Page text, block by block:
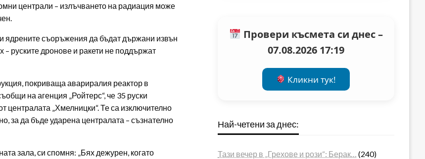
централи – излъчването на радиация може
ядрените съоръжения да бъдат държани извън
– руските дронове и ракети не поддържат
покриваща авариралия реактор в
на агенция „Ройтерс“, че 35 руски
централата „Хмелницки“. Те са изключително
за да бъде ударена централата – съзнателно
зала, си спомня: „Бях дежурен, когато
Провери късмета си днес –
07.08.2026 17:19
Кликни тук!
Най-четени за днес:
Тази вечер в „Грехове и рози“: Берак…
(240)